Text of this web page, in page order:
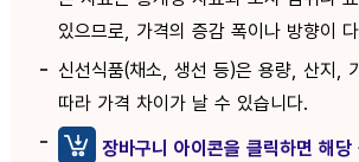
있으므로, 가격의 증감 폭이나 방향이
신선식품(채소, 생선 등)은 용량, 산지,
따라 가격 차이가 날 수 있습니다.
장바구니 아이콘을 클릭하면 해당